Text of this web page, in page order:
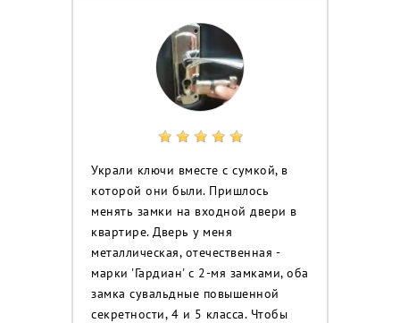
Украли ключи вместе с сумкой, в
которой они были. Пришлось
менять замки на входной двери в
квартире. Дверь у меня
металлическая, отечественная -
марки 'Гардиан' с 2-мя замками, оба
замка сувальдные повышенной
секретности, 4 и 5 класса. Чтобы